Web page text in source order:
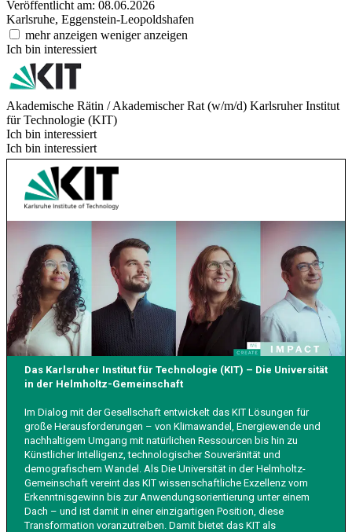
Veröffentlicht am: 08.06.2026
Karlsruhe, Eggenstein-Leopoldshafen
mehr anzeigen weniger anzeigen
Ich bin interessiert
Akademische Rätin / Akademischer Rat (w/m/d) Karlsruher Institut
für Technologie (KIT)
Ich bin interessiert
Ich bin interessiert
Das Karlsruher Institut für Technologie (KIT) – Die Universität
in der Helmholtz-Gemeinschaft
Im Dialog mit der Gesellschaft entwickelt das KIT Lösungen für
große Herausforderungen – von Klimawandel, Energiewende und
nachhaltigem Umgang mit natürlichen Ressourcen bis hin zu
Künstlicher Intelligenz, technologischer Souveränität und
demografischem Wandel. Als Die Universität in der Helmholtz-
Gemeinschaft vereint das KIT wissenschaftliche Exzellenz vom
Erkenntnisgewinn bis zur Anwendungsorientierung unter einem
Dach – und ist damit in einer einzigartigen Position, diese
Transformation voranzutreiben. Damit bietet das KIT als